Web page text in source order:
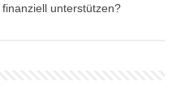
unterstützen?